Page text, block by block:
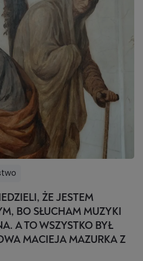
ŻE JESTEM
BO SŁUCHAM MUZYKI
A TO WSZYSTKO BYŁ
MACIEJA MAZURKA Z